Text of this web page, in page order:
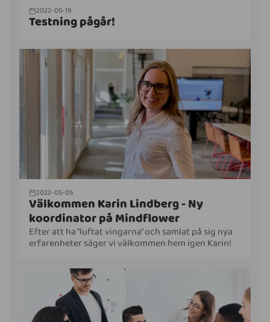
2022-05-19
Testning pågår!
2022-05-05
Välkommen Karin Lindberg - Ny
koordinator på Mindflower
Efter att ha "luftat vingarna" och samlat på sig nya
erfarenheter säger vi välkommen hem igen Karin!